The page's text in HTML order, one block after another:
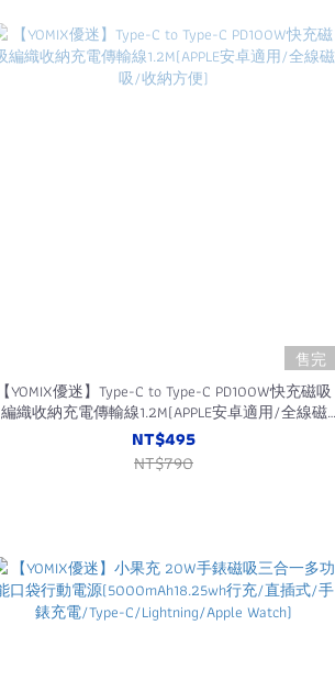
售完
【YOMIX優迷】Type-C to Type-C PD100W快充磁吸
編織收納充電傳輸線1.2M(APPLE安卓適用/全線磁
吸/收納方便)
NT$495
NT$790